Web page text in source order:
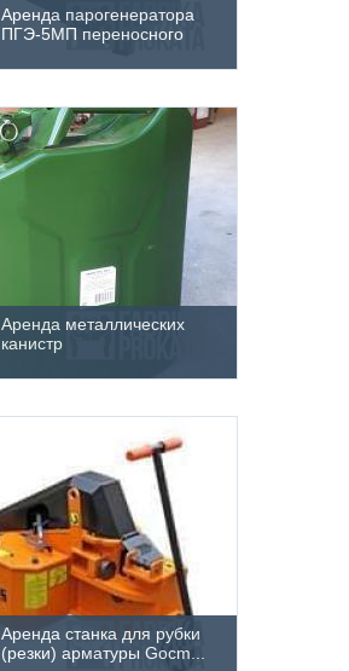
Аренда парогенератора
ПГЭ-5МП переносного
Аренда металлических
канистр
Аренда станка для рубки
(резки) арматуры Gocm...